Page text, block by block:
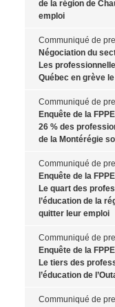
de la région de
emploi
Communiqué de
Négociation du
Les
Québec en grève
Communiqué de
Enquête de la
26 % des
de la Montérégie
Communiqué de
Enquête de la
Le quart des
l’éducation de la
quitter leur emploi
Communiqué de
Enquête de la
Le tiers des
l’éducation de
Communiqué de